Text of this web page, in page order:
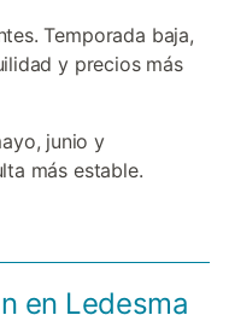
Temporada baja,
y precios más
junio y
más estable.
en Ledesma